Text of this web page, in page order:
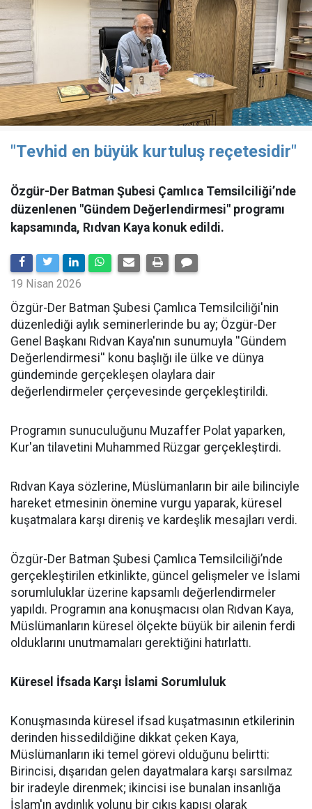
"Tevhid en büyük kurtuluş reçetesidir"
Özgür-Der Batman Şubesi Çamlıca Temsilciliği’nde
düzenlenen "Gündem Değerlendirmesi" programı
kapsamında, Rıdvan Kaya konuk edildi.
19 Nisan 2026
​Özgür-Der Batman Şubesi Çamlıca Temsilciliği'nin
düzenlediği aylık seminerlerinde bu ay; Özgür-Der
Genel Başkanı Rıdvan Kaya'nın sunumuyla ''Gündem
Değerlendirmesi'' konu başlığı ile ülke ve dünya
gündeminde gerçekleşen olaylara dair
değerlendirmeler çerçevesinde gerçekleştirildi.
Programın sunuculuğunu Muzaffer Polat yaparken,
Kur'an tilavetini Muhammed Rüzgar gerçekleştirdi.
Rıdvan Kaya sözlerine, Müslümanların bir aile bilinciyle
hareket etmesinin önemine vurgu yaparak, küresel
kuşatmalara karşı direniş ve kardeşlik mesajları verdi.
Özgür-Der Batman Şubesi Çamlıca Temsilciliği’nde
gerçekleştirilen etkinlikte, güncel gelişmeler ve İslami
sorumluluklar üzerine kapsamlı değerlendirmeler
yapıldı. Programın ana konuşmacısı olan Rıdvan Kaya,
Müslümanların küresel ölçekte büyük bir ailenin ferdi
olduklarını unutmamaları gerektiğini hatırlattı.
Küresel İfsada Karşı İslami Sorumluluk
Konuşmasında küresel ifsad kuşatmasının etkilerinin
derinden hissedildiğine dikkat çeken Kaya,
Müslümanların iki temel görevi olduğunu belirtti:
Birincisi, dışarıdan gelen dayatmalara karşı sarsılmaz
bir iradeyle direnmek; ikincisi ise bunalan insanlığa
İslam'ın aydınlık yolunu bir çıkış kapısı olarak